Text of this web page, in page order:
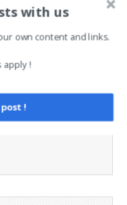
with us
own content and links.
apply !
!